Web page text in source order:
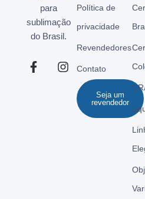
para
sublimação
do Brasil.
Política de
privacidade
Revendedores
Contato
Seja um
revendedor